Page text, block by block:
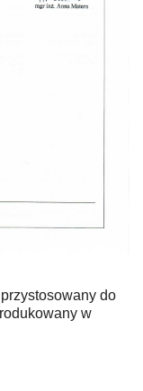
do
w